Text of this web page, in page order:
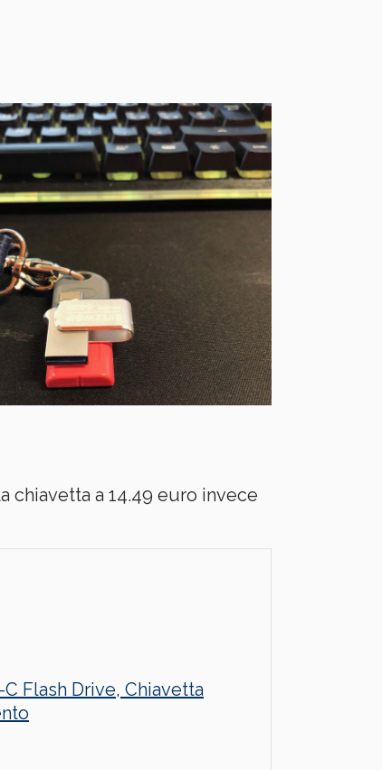
chiavetta a 14.49 euro invece
Flash Drive, Chiavetta